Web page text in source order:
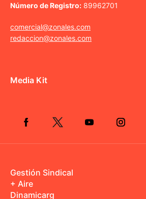
Número de Registro: 89962701
comercial@zonales.com
redaccion@zonales.com
Media Kit
Gestión Sindical
+ Aire
Dinamicarg